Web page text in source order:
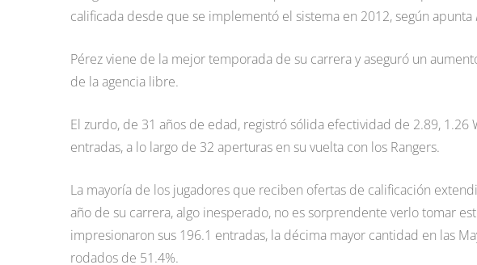
calificada desde que se implementó el sistema en 2012, según apunta
Pérez viene de la mejor temporada de su carrera y aseguró un
de la agencia libre.
El zurdo, de 31 años de edad, registró sólida efectividad de 2.89, 1.26
entradas, a lo largo de 32 aperturas en su vuelta con los Rangers.
La mayoría de los jugadores que reciben ofertas de calificación
año de su carrera, algo inesperado, no es sorprendente verlo tomar
impresionaron sus 196.1 entradas, la décima mayor cantidad en las
rodados de 51.4%.